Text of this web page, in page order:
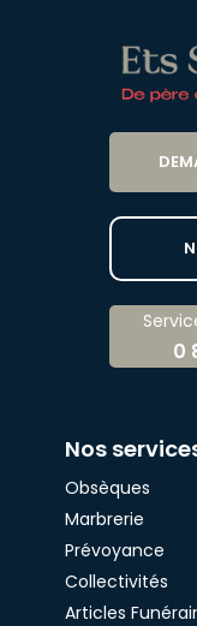
0
Nos
Obsèques
Marbrerie
Prévoyance
Collectivités
Articles